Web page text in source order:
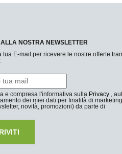
NOSTRA NEWSLETTER
tua E-mail per ricevere le nostre offerte
e compresa l'informativa sulla Privacy ,
dei miei dati per finalità di
novità, promozioni) da parte di